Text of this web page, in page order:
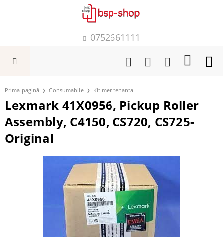
0752661111
Prima pagină Consumabile Kit mentenanta
Lexmark 41X0956, Pickup Roller
Assembly, C4150, CS720, CS725-
Original